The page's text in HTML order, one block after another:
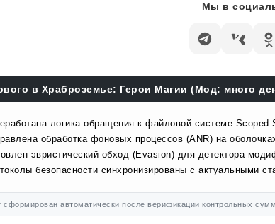
Мы в
в Храброземье: Герои Магии (Мод: много
логика обращения к файловой системе
обработка фоновых процессов (ANR) на
эвристический обход (Evasion) для детектора
безопасности синхронизированы с актуальными
автоматически после верификации контрольных